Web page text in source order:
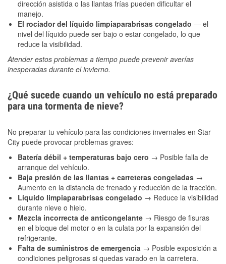
dirección asistida o las llantas frías pueden dificultar el
manejo.
El rociador del líquido limpiaparabrisas congelado — el
nivel del líquido puede ser bajo o estar congelado, lo que
reduce la visibilidad.
Atender estos problemas a tiempo puede prevenir averías
inesperadas durante el invierno.
¿Qué sucede cuando un vehículo no está preparado
para una tormenta de nieve?
No preparar tu vehículo para las condiciones invernales en Star
City puede provocar problemas graves:
Batería débil + temperaturas bajo cero → Posible falla de
arranque del vehículo.
Baja presión de las llantas + carreteras congeladas →
Aumento en la distancia de frenado y reducción de la tracción.
Líquido limpiaparabrisas congelado → Reduce la visibilidad
durante nieve o hielo.
Mezcla incorrecta de anticongelante → Riesgo de fisuras
en el bloque del motor o en la culata por la expansión del
refrigerante.
Falta de suministros de emergencia → Posible exposición a
condiciones peligrosas si quedas varado en la carretera.